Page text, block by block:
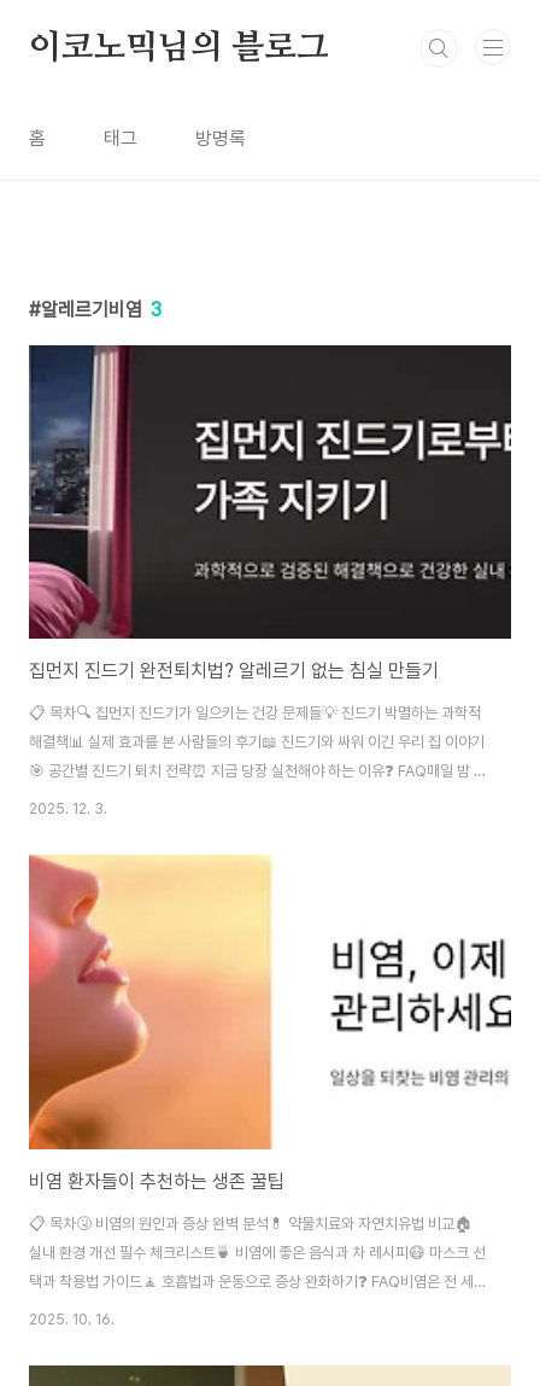
이코노믹님의 블로그
홈 태그 방명록
알레르기비염 3
집먼지 진드기 완전퇴치법? 알레르기 없는 침실 만들기
📋 목차🔍 집먼지 진드기가 일으키는 건강 문제들💡 진드기 박멸하는 과학적
해결책📊 실제 효과를 본 사람들의 후기📖 진드기와 싸워 이긴 우리 집 이야기
🎯 공간별 진드기 퇴치 전략⏰ 지금 당장 실천해야 하는 이유❓ FAQ매일 밤 가
려움증과 재채기로 잠 못 드시나요? 아침마다 코막힘과 눈 간지러움으로 시작
점령하고 있어요. 지금부터 진드기와의 전쟁을 끝낼 확실한 방법을 알려드릴게
요! 🛡️ 집먼지 진드기는 육안으로 보이지 않는 0.2~0.3mm 크기의 미세한 생
물이에요. 하지만 이 작은 녀석들이 일으키는 문제는 결코 작지 않답니다. 알레
르기성 비염, 아토피 피부염, 천식 같은 질환의 주범이죠. 오늘은 이 골치 아픈
진드기들과 ..
2025. 12. 3.
비염 환자들이 추천하는 생존 꿀팁
📋 목차🤧 비염의 원인과 증상 완벽 분석💊 약물치료와 자연치유법 비교🏠
실내 환경 개선 필수 체크리스트🍵 비염에 좋은 음식과 차 레시피😷 마스크 선
택과 착용법 가이드🧘 호흡법과 운동으로 증상 완화하기❓ FAQ비염은 전 세계
인구의 약 30%가 겪고 있는 흔한 질환이에요. 콧물, 재채기, 코막힘으로 일상
도 10년 넘게 비염과 함께 살아오면서 터득한 노하우를 공유하려고 해요. 비염
2025. 10. 16.